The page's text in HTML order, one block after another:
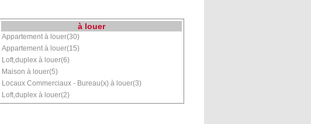
à louer
Appartement à louer(30)
Appartement à louer(15)
Loft,duplex à louer(6)
Maison à louer(5)
Locaux Commerciaux - Bureau(x) à louer(3)
Loft,duplex à louer(2)